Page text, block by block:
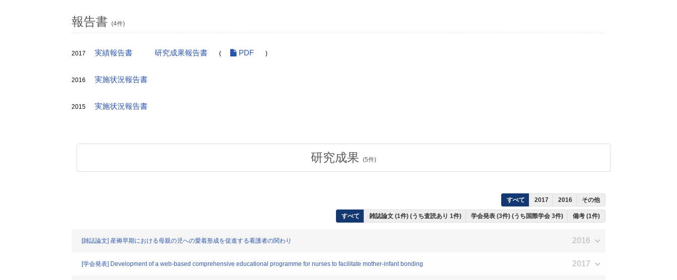
報告書 (4件)
2017 実績報告書 研究成果報告書 ( PDF )
2016 実施状況報告書
2015 実施状況報告書
研究成果 (5件)
すべて 2017 2016 その他
すべて 雑誌論文 (1件) (うち査読あり 1件) 学会発表 (3件) (うち国際学会 3件) 備考 (1件)
[雑誌論文] 産褥早期における母親の児への愛着形成を促進する看護者の関わり 2016
[学会発表] Development of a web-based comprehensive educational programme for nurses to facilitate mother-infant bonding 2017